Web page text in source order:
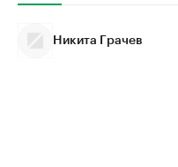
Никита Грачев